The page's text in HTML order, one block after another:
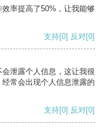
率提高了50%，让我能够
支持[0] 反对[0]
泄露个人信息，这让我很
常会出现个人信息泄露的
支持[0] 反对[0]